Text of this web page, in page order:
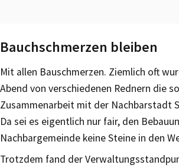
Bauchschmerzen bleiben
Mit allen Bauschmerzen. Ziemlich oft
Abend von verschiedenen Rednern die
Zusammenarbeit mit der Nachbarstadt
Da sei es eigentlich nur fair, den
Nachbargemeinde keine Steine in den
Trotzdem fand der